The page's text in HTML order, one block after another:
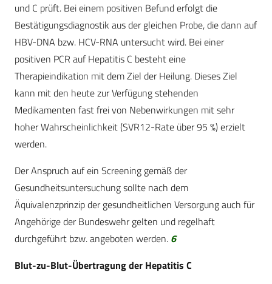
und C prüft. Bei einem positiven Befund erfolgt die
Bestätigungsdiagnostik aus der gleichen Probe, die dann auf
HBV-DNA bzw. HCV-RNA untersucht wird. Bei einer
positiven PCR auf Hepatitis C besteht eine
Therapieindikation mit dem Ziel der Heilung. Dieses Ziel
kann mit den heute zur Verfügung stehenden
Medikamenten fast frei von Nebenwirkungen mit sehr
hoher Wahrscheinlichkeit (SVR12-Rate über 95 %) erzielt
werden.
Der Anspruch auf ein Screening gemäß der
Gesundheitsuntersuchung sollte nach dem
Äquivalenzprinzip der gesundheitlichen Versorgung auch für
Angehörige der Bundeswehr gelten und regelhaft
durchgeführt bzw. angeboten werden. 6
Blut-zu-Blut-Übertragung der Hepatitis C